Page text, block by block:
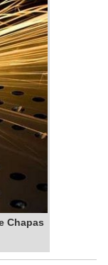
Chapas